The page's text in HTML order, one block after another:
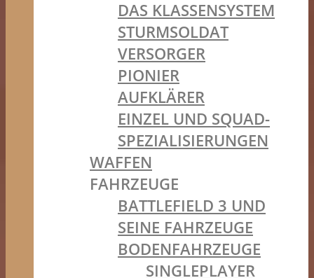
DAS KLASSENSYSTEM
STURMSOLDAT
VERSORGER
PIONIER
AUFKLÄRER
EINZEL UND SQUAD-
SPEZIALISIERUNGEN
WAFFEN
FAHRZEUGE
BATTLEFIELD 3 UND
SEINE FAHRZEUGE
BODENFAHRZEUGE
SINGLEPLAYER